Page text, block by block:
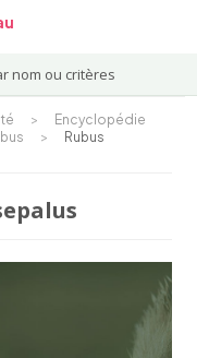
nom ou critères
>
Encyclopédie
>
Rubus